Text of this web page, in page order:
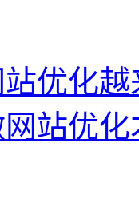
优化越
站优